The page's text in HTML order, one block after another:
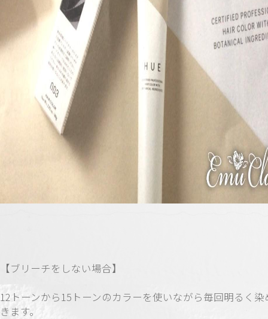
【ブリーチをしない場合】
12トーンから15トーンのカラーを使いながら毎回明るく染
きます。